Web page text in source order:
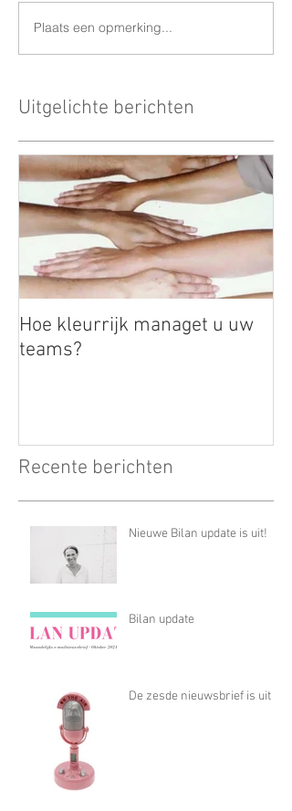
Plaats een opmerking...
Uitgelichte berichten
Hoe kleurrijk managet u uw
teams?
Recente berichten
Nieuwe Bilan update is uit!
Bilan update
De zesde nieuwsbrief is uit